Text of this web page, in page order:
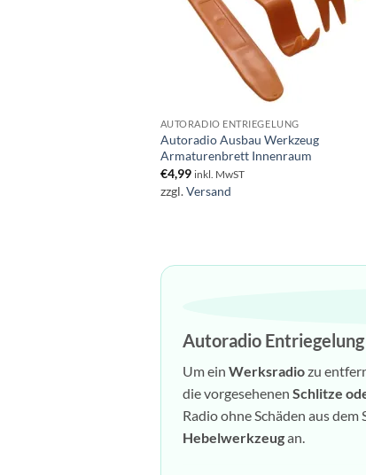
AUTORADIO ENTRIEGELUNG
Autoradio Ausbau Werkzeug
Armaturenbrett Innenraum
€4,99 inkl. MwST
zzgl.Versand
Autoradio
Um ein Werksradiozu
die vorgesehenen Schlitze
Radio ohne Schäden aus
Hebelwerkzeugan.